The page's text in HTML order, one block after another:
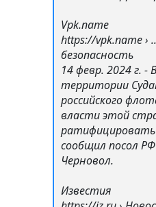
Vpk.name
https://vpk.name ›
безопасность
14 февр. 2024 г. -
территории
российского
власти этой
сообщил посол
Черновол.
Известия